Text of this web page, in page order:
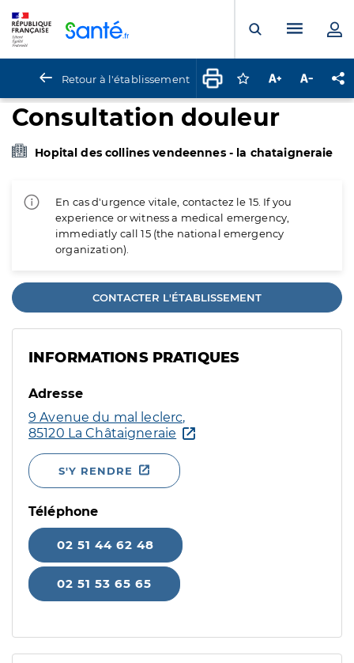
Ouvrir laMenu
Retour à l'établissement Connectez-vous
Augmenter la
Consultation douleur
Hopital des collines vendeennes - la chataigneraie
En cas d'urgence vitale, contactez le 15. If you
experience or witness a medical emergency,
immediatly call 15 (the national emergency
organization).
CONTACTER L'ÉTABLISSEMENT
INFORMATIONS PRATIQUES
Adresse
9 Avenue du mal leclerc,
85120 La Châtaigneraie
S'Y RENDRE
Téléphone
02 51 44 62 48
02 51 53 65 65